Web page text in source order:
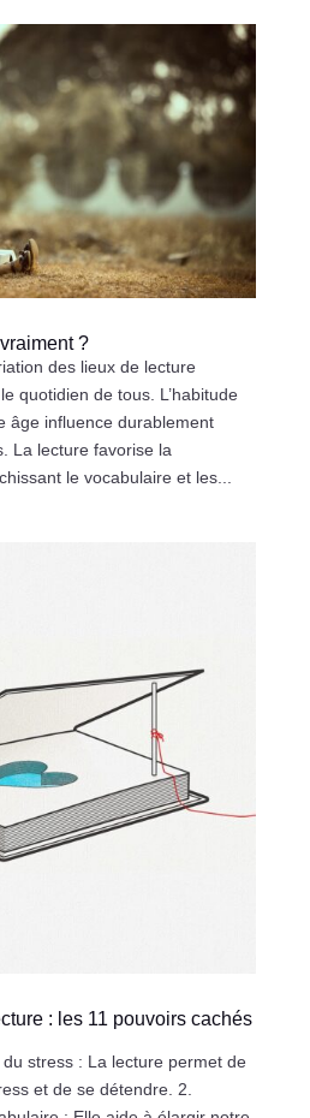
?
des lieux de lecture
quotidien de tous. L’habitude
âge influence durablement
La lecture favorise la
le vocabulaire et les...
: les 11 pouvoirs cachés
stress : La lecture permet de
et de se détendre. 2.